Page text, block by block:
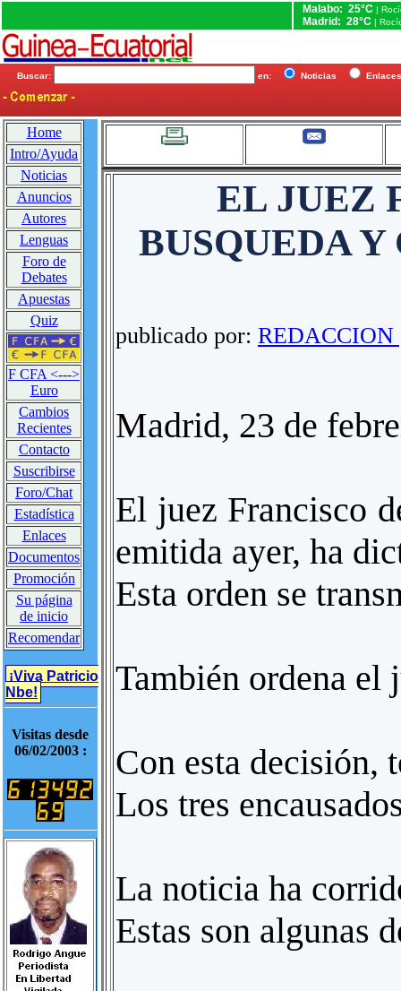
Malabo: 25°C |
Madrid: 28°C |
Buscar: en: Noticias
Home
Intro/Ayuda
Noticias
Anuncios
Autores
Lenguas
Foro de
Debates
Apuestas
Quiz
F CFA <--->
Euro
Cambios
Recientes
Contacto
Suscribirse
Foro/Chat
Estadística
Enlaces
Documentos
Promoción
Su página
de inicio
Recomendar
¡Viva Patricio
Nbe!
Visitas desde
06/02/2003 :
EL JUEZ
BUSQUEDA
publicado por: REDACCION
Madrid, 23 de
El juez Francisco
emitida ayer, ha
Esta orden se
También ordena el
Con esta decisión,
Los tres
La noticia ha
Estas son algunas